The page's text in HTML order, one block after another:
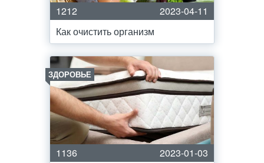
1212
2023-04-11
Как очистить организм
ЗДОРОВЬЕ
1136
2023-01-03